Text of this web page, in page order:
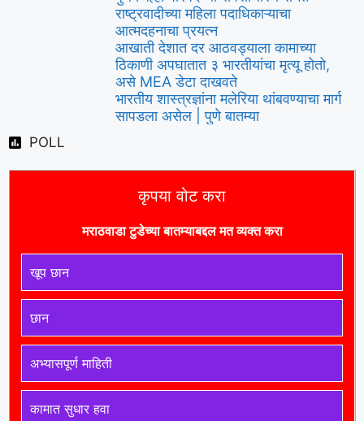
राष्ट्रवादीच्या महिला पदाधिकाऱ्याचा
आत्मदहनाचा प्रयत्न
आखाती देशात दर आठवड्याला कामाच्या
ठिकाणी अपघातात ३ भारतीयांचा मृत्यू होतो,
असे MEA डेटा दाखवते
भारतीय शास्त्रज्ञांना मलेरिया थांबवण्याचा मार्ग
सापडला असेल | पुणे बातम्या
POLL
कृपया वोट करा
मराठवाडा टुडेच्या बातम्याबद्दल मत व्यक्त करा
खूप छान
छान
अभ्यासपूर्ण माहिती
कामात सुधार हवा